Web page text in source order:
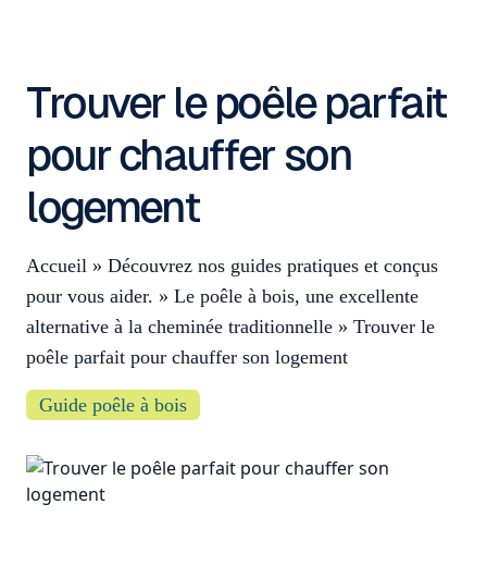
Trouver le poêle parfait
pour chauffer son
logement
Accueil » Découvrez nos guides pratiques et conçus
pour vous aider. » Le poêle à bois, une excellente
alternative à la cheminée traditionnelle » Trouver le
poêle parfait pour chauffer son logement
Guide poêle à bois